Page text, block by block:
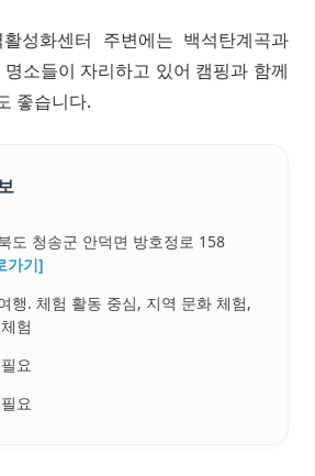
성화센터 주변에는 백석탄계곡과
소들이 자리하고 있어 캠핑과 함께
좋습니다.
도 청송군 안덕면 방호정로 158
가기]
행. 체험 활동 중심, 지역 문화 체험,
험
요
요